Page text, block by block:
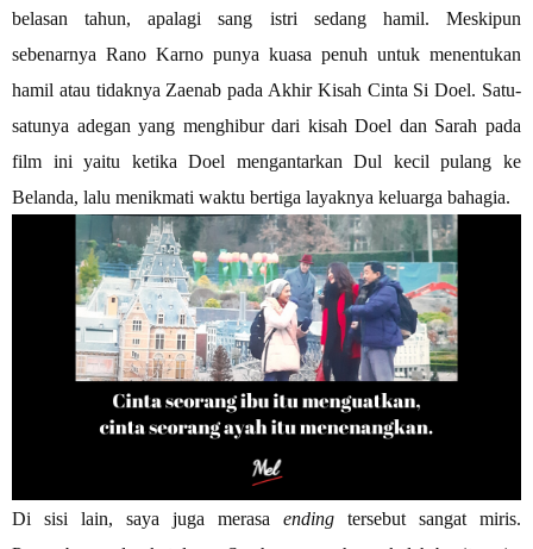
belasan tahun, apalagi sang istri sedang hamil. Meskipun
sebenarnya Rano Karno punya kuasa penuh untuk menentukan
hamil atau tidaknya Zaenab pada Akhir Kisah Cinta Si Doel. Satu-
satunya adegan yang menghibur dari kisah Doel dan Sarah pada
film ini yaitu ketika Doel mengantarkan Dul kecil pulang ke
Belanda, lalu menikmati waktu bertiga layaknya keluarga bahagia.
Di sisi lain, saya juga merasa ending tersebut sangat miris.